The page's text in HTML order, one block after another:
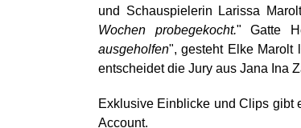
und Schauspielerin Larissa
Wochen probegekocht." Gatte
ausgeholfen", gesteht Elke Marolt
entscheidet die Jury aus Jana Ina
Exklusive Einblicke und Clips gibt
Account.